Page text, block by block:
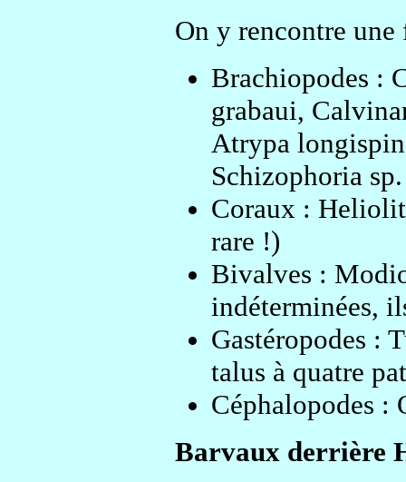
On y rencontre une
Brachiopodes :
grabaui,
Atrypa
Schizophoria sp.
Coraux :
rare !)
Bivalves :
indéterminées,
Gastéropodes :
talus à quatre
Céphalopodes :
Barvaux derrière